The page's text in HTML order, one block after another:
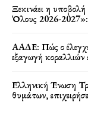
Ξεκινάει η
Όλους 2026-2027»:
ΑΑΔΕ: Πώς ο
εξαγωγή
Ελληνική Ένωση
θυμάτων,